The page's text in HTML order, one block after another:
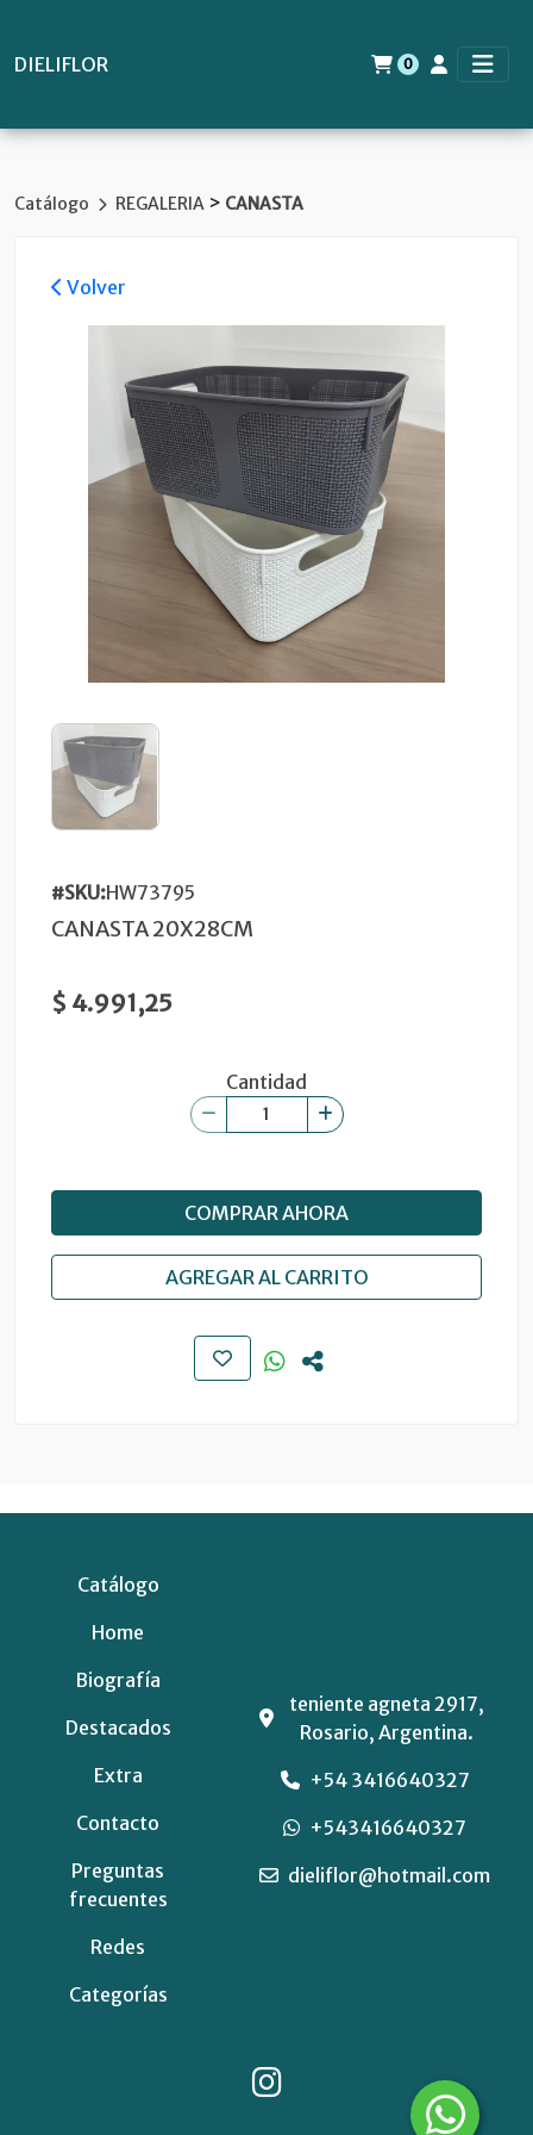
DIELIFLOR 0
Catálogo REGALERIA > CANASTA
Volver
#SKU:HW73795
CANASTA 20X28CM
$ 4.991,25
Cantidad
COMPRAR AHORA
AGREGAR AL CARRITO
Catálogo
Home
Biografía
Destacados
Extra
Contacto
Preguntas
frecuentes
Redes
Categorías
teniente agneta 2917,
Rosario, Argentina.
+54 3416640327
+543416640327
dieliflor@hotmail.com